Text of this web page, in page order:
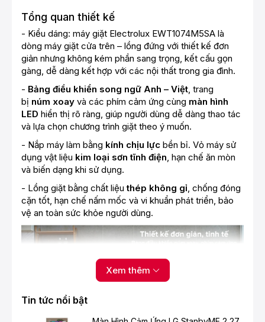
Tổng quan thiết kế
- Kiểu dáng: máy giặt Electrolux EWT1074M5SA là
dòng máy giặt cửa trên – lồng đứng với thiết kế đơn
giản nhưng không kém phần sang trọng, kết cấu gọn
gàng, dễ dàng kết hợp với các nội thất trong gia đình.
- Bảng điều khiển song ngữ Anh – Việt, trang
bị núm xoay và các phím cảm ứng cùng màn hình
LED hiển thị rõ ràng, giúp người dùng dễ dàng thao tác
và lựa chọn chương trình giặt theo ý muốn.
- Nắp máy làm bằng kính chịu lực bền bỉ. Vỏ máy sử
dụng vật liệu kim loại sơn tĩnh điện, hạn chế ăn mòn
và biến dạng khi sử dụng.
- Lồng giặt bằng chất liệuthép không gỉ, chống đóng
cặn tốt, hạn chế nấm mốc và vi khuẩn phát triển, bảo
vệ an toàn sức khỏe người dùng.
Xem thêm
Tin tức nổi bật